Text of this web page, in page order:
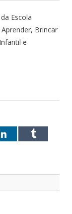
Escola
Brincar
e
LinkedInTumblr